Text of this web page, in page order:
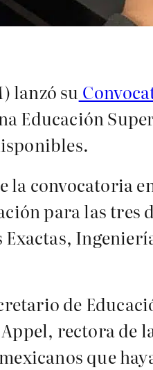
lanzó su
Educación
la convocatoria
para las tres
de
rectora de
que